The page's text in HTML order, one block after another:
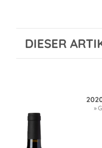
DIESER
»